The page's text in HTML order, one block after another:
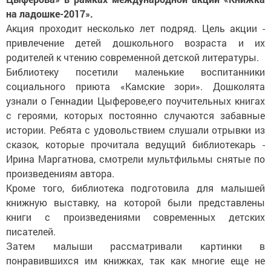
на ладошке-2017».
Акция проходит несколько лет подряд. Цель акции -
привлечение детей дошкольного возраста и их
родителей к чтению современной детской литературы.
Библиотеку посетили маленькие воспитанники
социального приюта «Камские зори». Дошколята
узнали о Геннадии Цыферове,его поучительных книгах
с героями, которых постоянно случаются забавные
истории. Ребята с удовольствием слушали отрывки из
сказок, которые прочитала ведущий библиотекарь -
Ирина Маргатнова, смотрели мультфильмы снятые по
произведениям автора.
Кроме того, библиотека подготовила для малышей
книжную выставку, на которой были представлены
книги с произведениями современных детских
писателей.
Затем малыши рассматривали картинки в
понравившихся им книжках, так как многие еще не